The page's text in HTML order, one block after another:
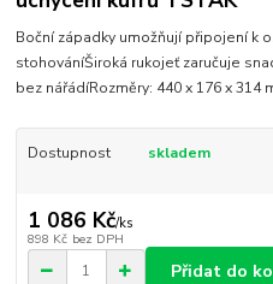
Boční západky umožňují připojení k
stohováníŠiroká rukojeť zaručuje
bez nářádíRozměry: 440 x 176 x 314
Dostupnost skladem
1 086 Kč/ks
898 Kč bez DPH
Přidat do